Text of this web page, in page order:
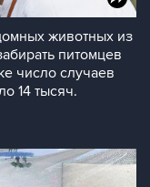
животных из
питомцев
число случаев
14 тысяч.